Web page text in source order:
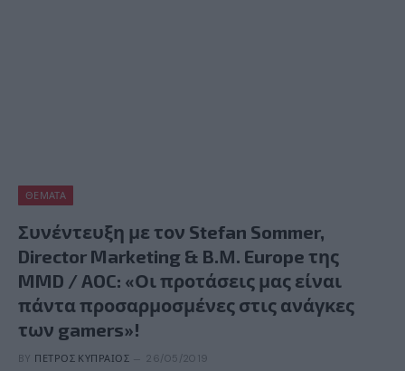
ΘΈΜΑΤΑ
Συνέντευξη με τον Stefan Sommer,
Director Marketing & B.Μ. Europe της
MMD / AOC: «Οι προτάσεις μας είναι
πάντα προσαρμοσμένες στις ανάγκες
των gamers»!
BY ΠΈΤΡΟΣ ΚΥΠΡΑΊΟΣ 26/05/2019